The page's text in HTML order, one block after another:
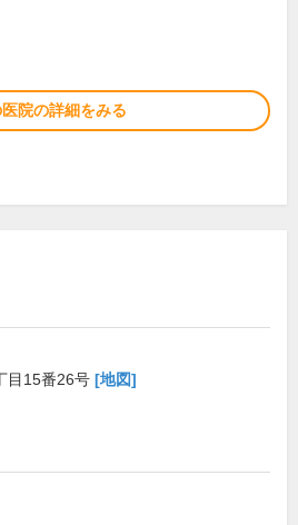
院の詳細をみる
目15番26号 [地図]